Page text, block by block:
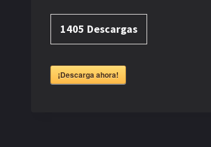
1405 Descargas
¡Descarga ahora!